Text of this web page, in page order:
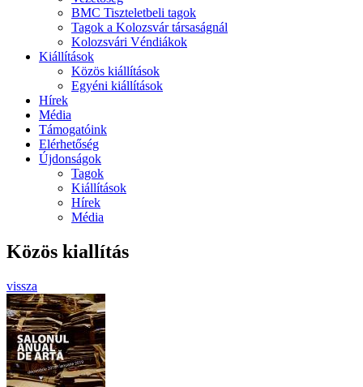
BMC Tiszteletbeli tagok
Tagok a Kolozsvár társaságnál
Kolozsvári Véndiákok
Kiállítások
Közös kiállítások
Egyéni kiállítások
Hírek
Média
Támogatóink
Elérhetőség
Újdonságok
Tagok
Kiállítások
Hírek
Média
Közös kiallítás
vissza